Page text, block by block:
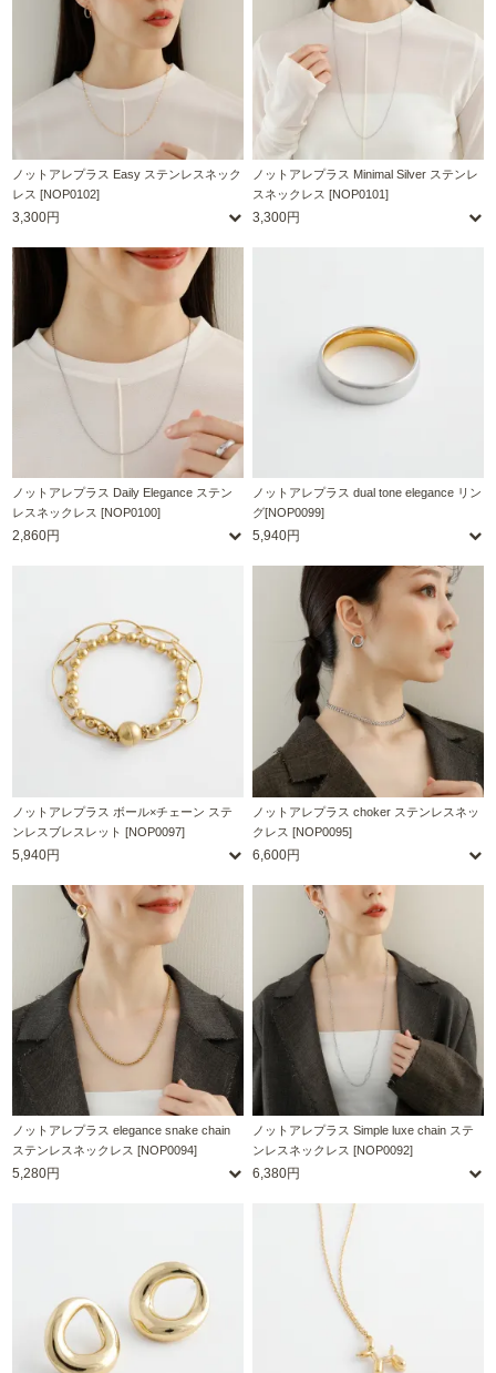
ノットアレプラス Easy ステンレスネック
レス [NOP0102]
3,300円
ノットアレプラス Minimal Silver ステンレ
スネックレス [NOP0101]
3,300円
ノットアレプラス Daily Elegance ステン
レスネックレス [NOP0100]
2,860円
ノットアレプラス dual tone elegance リン
グ[NOP0099]
5,940円
ノットアレプラス ボール×チェーン ステ
ンレスブレスレット [NOP0097]
5,940円
ノットアレプラス choker ステンレスネッ
クレス [NOP0095]
6,600円
ノットアレプラス elegance snake chain
ステンレスネックレス [NOP0094]
5,280円
ノットアレプラス Simple luxe chain ステ
ンレスネックレス [NOP0092]
6,380円